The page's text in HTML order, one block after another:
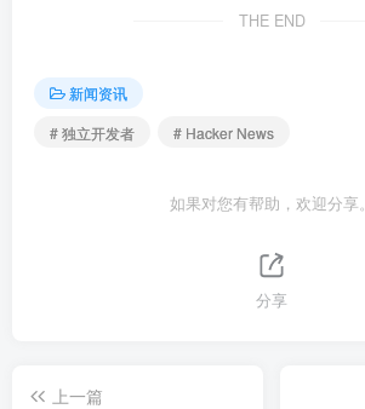
THE END
新闻资讯
# 独立开发者
# Hacker News
如果对您有帮助，欢迎分享。
分享
上一篇